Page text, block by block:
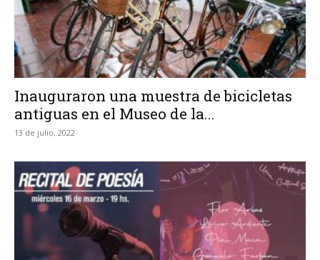
Inauguraron una muestra de bicicletas
antiguas en el Museo de la...
13 de julio, 2022